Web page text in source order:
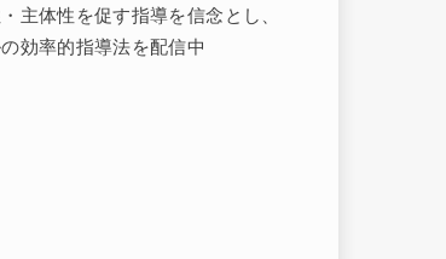
主体性を促す指導を信念とし、
効率的指導法を配信中